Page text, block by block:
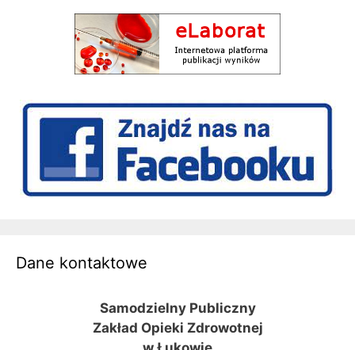
Dane kontaktowe
Samodzielny Publiczny
Zakład Opieki Zdrowotnej